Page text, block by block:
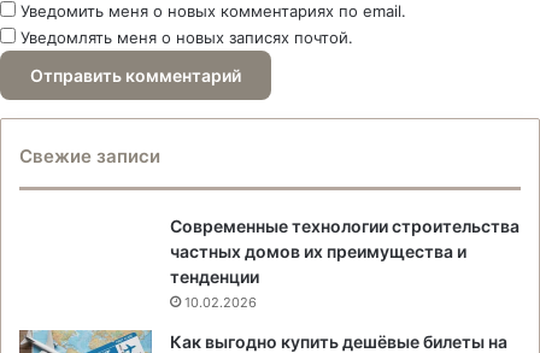
Уведомить меня о новых комментариях по email.
Уведомлять меня о новых записях почтой.
Свежие записи
Современные технологии строительства
частных домов их преимущества и
тенденции
10.02.2026
Как выгодно купить дешёвые билеты на